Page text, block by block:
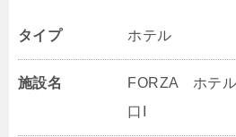
タイプ ホテル
施設名
FORZA ホテル
口I